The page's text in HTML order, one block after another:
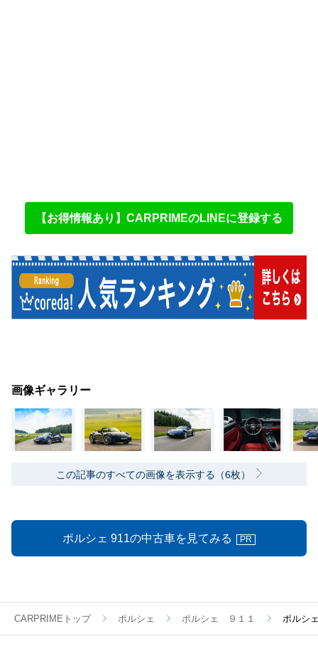
【お得情報あり】CARPRIMEのLINEに登録する
画像ギャラリー
この記事のすべての画像を表示する（6枚）
ポルシェ 911の中古車を見てみる PR
CARPRIMEトップ ポルシェ ポルシェ ９１１ ポルシ